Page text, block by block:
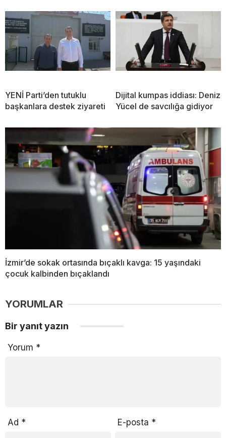
YENİ Parti’den tutuklu
başkanlara destek ziyareti
Dijital kumpas iddiası: Deniz
Yücel de savcılığa gidiyor
İzmir’de sokak ortasında bıçaklı kavga: 15 yaşındaki
çocuk kalbinden bıçaklandı
YORUMLAR
Bir yanıt yazın
Yorum *
Ad * E-posta *